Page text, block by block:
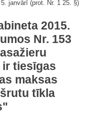
janvārī (prot. Nr. 1 25. §)
2015.
Nr. 153
tiesīgas
maksas
tīkla